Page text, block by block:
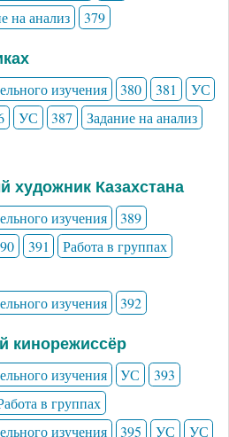
на анализ 379
изучения 380 381
УС
УС 387
Задание на анализ
художник Казахстана
изучения
389
391
Работа в группах
изучения
392
кинорежиссёр
изучения УС
393
в группах
изучения
395 УС УС